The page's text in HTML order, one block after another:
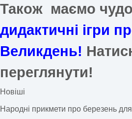
Також маємо
дидактичні ігри
Великдень!
переглянути!
Новіші
Народні прикмети про березень для